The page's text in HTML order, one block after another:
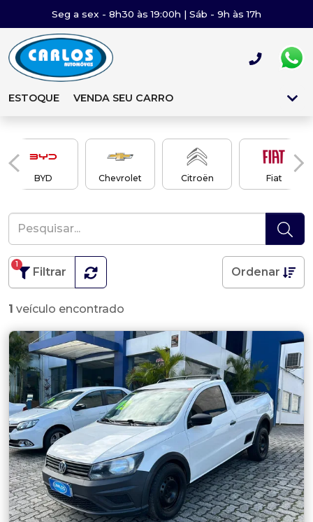
Seg a sex - 8h30 às 19:00h | Sáb - 9h às 17h
ESTOQUE VENDA SEU CARRO
BYD Chevrolet Citroën Fiat
Filtrar
1
Ordenar
1 veículo encontrado